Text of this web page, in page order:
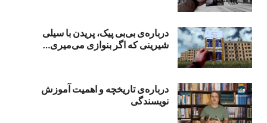
درباره‌ی بی‌بی‌ پیک، پریدن با سیلی
شیرینی که اگر بنوازی می‌میری…
درباره‌ی تاریخچه و اهمیت آموزش
نویسندگی